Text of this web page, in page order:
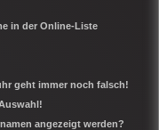
in der Online-Liste
geht immer noch falsch!
angezeigt werden?